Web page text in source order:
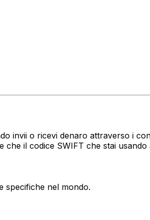
invii o ricevi denaro attraverso i
il codice SWIFT che stai
specifiche nel mondo.